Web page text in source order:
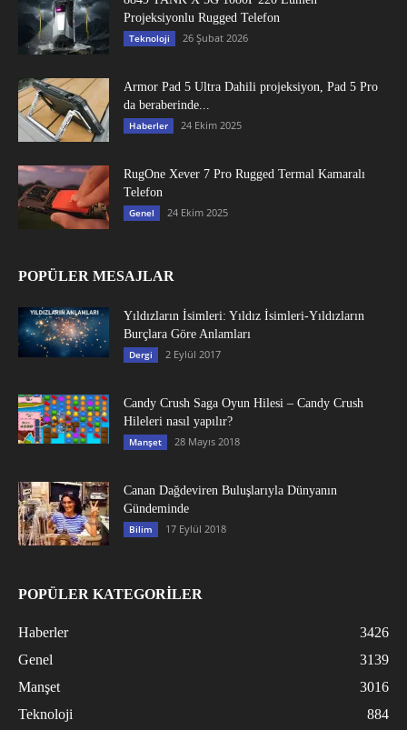
Projeksiyonlu Rugged Telefon
Teknoloji 26 Şubat 2026
Armor Pad 5 Ultra Dahili projeksiyon, Pad 5 Pro
da beraberinde...
Haberler 24 Ekim 2025
RugOne Xever 7 Pro Rugged Termal Kamaralı
Telefon
Genel 24 Ekim 2025
POPÜLER MESAJLAR
Yıldızların İsimleri: Yıldız İsimleri-Yıldızların
Burçlara Göre Anlamları
Dergi 2 Eylül 2017
Candy Crush Saga Oyun Hilesi – Candy Crush
Hileleri nasıl yapılır?
Manşet 28 Mayıs 2018
Canan Dağdeviren Buluşlarıyla Dünyanın
Gündeminde
Bilim 17 Eylül 2018
POPÜLER KATEGORİLER
Haberler
3426
Genel
3139
Manşet
3016
Teknoloji
884